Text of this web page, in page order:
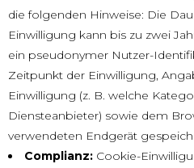
die folgenden Hinweise: Die
Einwilligung kann bis zu zwei
ein pseudonymer Nutzer-
Zeitpunkt der Einwilligung,
Einwilligung (z. B. welche
Diensteanbieter) sowie dem
verwendeten Endgerät
Complianz: Cookie-